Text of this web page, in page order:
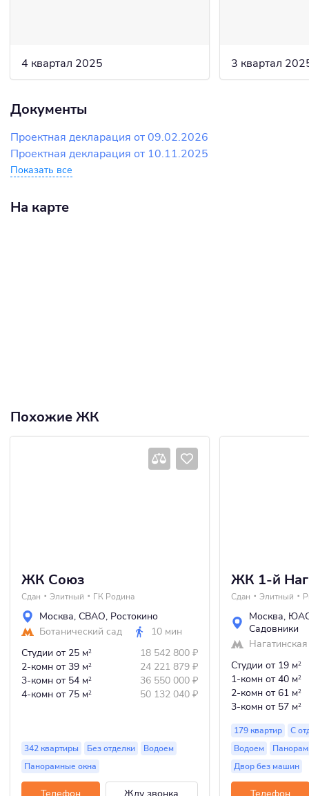
4 квартал 2025 3 квартал
Документы
Проектная декларация от 09.02.2026
Проектная декларация от 10.11.2025
Показать все
На карте
Похожие ЖК
ЖК Союз
Сдан Элитный ГК Родина
Москва, СВАО, Ростокино
Ботанический сад
10 мин
Студии от 25 м2 18 542 800 ₽
2-комн от 39 м2 24 221 879 ₽
3-комн от 54 м2 36 550 000 ₽
4-комн от 75 м2 50 132 040 ₽
342 квартиры Без отделки
Водоем
Панорамные окна
ЖК 1-й
Сдан Элитный
Москва,
Садовники
Нагатинская
Студии от 19 м2
1-комн от 40 м2
2-комн от 61 м2
3-комн от 57 м2
179 квартир
С
Водоем
Двор без машин